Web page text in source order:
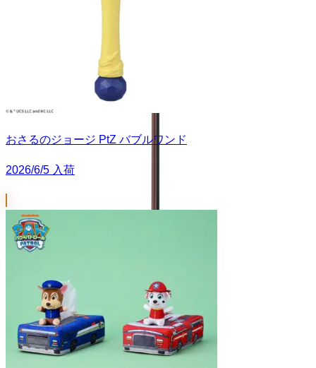
おさるのジョージ PtZ バブルワンド
2026/6/5 入荷